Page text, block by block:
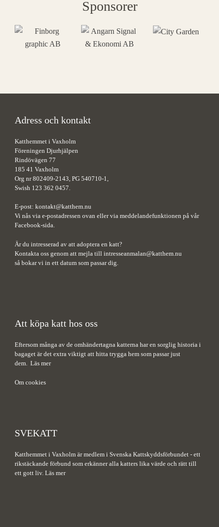
Sponsorer
Adress och kontakt
Katthemmet i Vaxholm
Föreningen Djurhjälpen
Rindövägen 77
185 41 Vaxholm
Org nr 802409-2143, PG 540710-1,
Swish 123 362 0457.
E-post: kontakt@katthem.nu
Vi nås via e-postadressen ovan eller via meddelandefunktionen på vår
Facebook-sida.
Är du intresserad av att adoptera en katt?
Kontakta oss genom att mejla till intresseanmalan@katthem.nu
så bokar vi in ett datum som passar dig.
Att köpa katt hos oss
Eftersom många av de omhändertagna katterna har en sorglig historia i
bagaget är det extra viktigt att hitta trygga hem som passar just
dem. Läs mer
Om cookies
SVEKATT
Katthemmet i Vaxholm är medlem i Svenska Kattskyddsförbundet - ett
rikstäckande förbund som erkänner alla katters lika värde och rätt till
ett gott liv. Läs mer